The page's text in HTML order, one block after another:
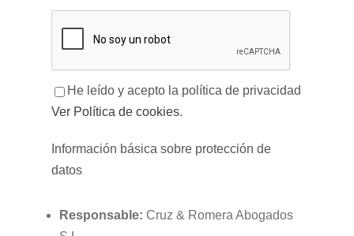
He leído y acepto la política de privacidad
Ver Política de cookies.
Información básica sobre protección de
datos
Responsable: Cruz & Romera Abogados